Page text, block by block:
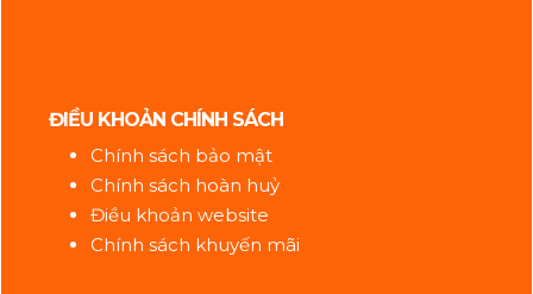
ĐIỀU KHOẢN CHÍNH SÁCH
Chính sách bảo mật
Chính sách hoàn huỷ
Điều khoản website
Chính sách khuyến mãi